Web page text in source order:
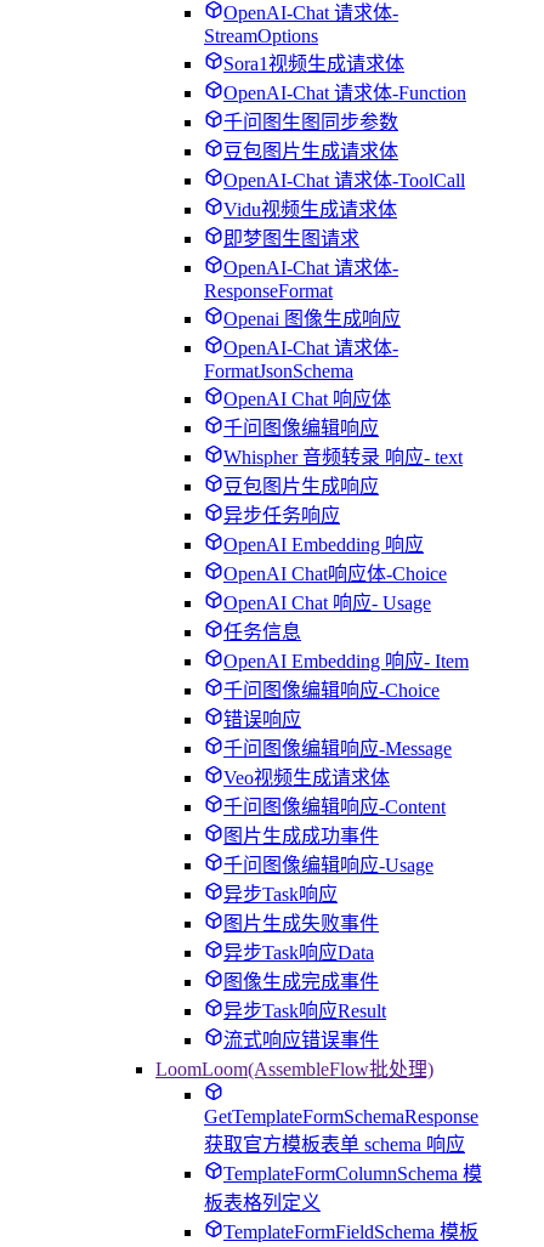
OpenAI-Chat 请求体-
StreamOptions
Sora1视频生成请求体
OpenAI-Chat 请求体-Function
千问图生图同步参数
豆包图片生成请求体
OpenAI-Chat 请求体-ToolCall
Vidu视频生成请求体
即梦图生图请求
OpenAI-Chat 请求体-
ResponseFormat
Openai 图像生成响应
OpenAI-Chat 请求体-
FormatJsonSchema
OpenAI Chat 响应体
千问图像编辑响应
Whispher 音频转录 响应- text
豆包图片生成响应
异步任务响应
OpenAI Embedding 响应
OpenAI Chat响应体-Choice
OpenAI Chat 响应- Usage
任务信息
OpenAI Embedding 响应- Item
千问图像编辑响应-Choice
错误响应
千问图像编辑响应-Message
Veo视频生成请求体
千问图像编辑响应-Content
图片生成成功事件
千问图像编辑响应-Usage
异步Task响应
图片生成失败事件
异步Task响应Data
图像生成完成事件
异步Task响应Result
流式响应错误事件
LoomLoom(AssembleFlow批处理)
GetTemplateFormSchemaResponse
获取官方模板表单 schema 响应
TemplateFormColumnSchema 模
板表格列定义
TemplateFormFieldSchema 模板